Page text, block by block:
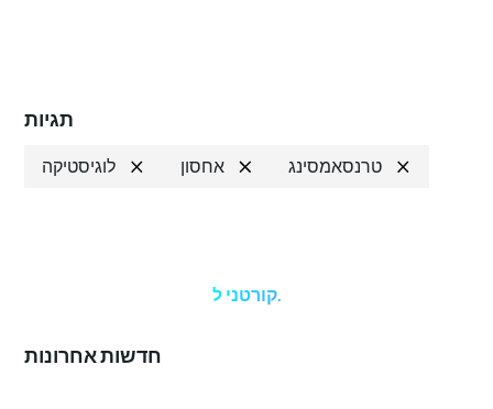
תגיות
לוגיסטיקה אחסון טרנסאמסינג
קורטני ל.
חדשות אחרונות